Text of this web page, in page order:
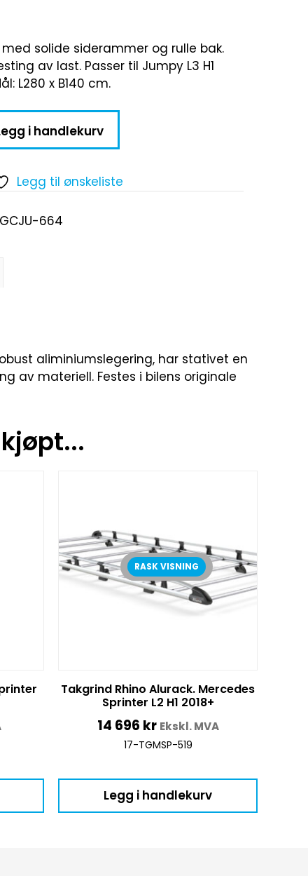
solide siderammer og rulle bak.
av last. Passer til Jumpy L3 H1
L280 x B140 cm.
i handlekurv
Legg til ønskeliste
664
aliminiumslegering, har stativet en
av materiell. Festes i bilens originale
RASK VISNING
Takgrind Rhino Alurack. Mercedes
Sprinter L2 H1 2018+
14 696 kr Ekskl. MVA
17-TGMSP-519
Legg i handlekurv